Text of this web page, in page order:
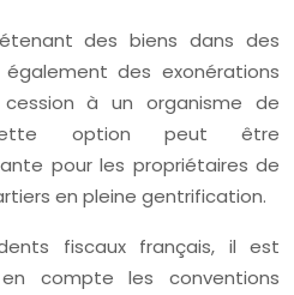
des biens dans des
des exonérations
à un organisme de
option peut être
pour les propriétaires de
en pleine gentrification.
fiscaux français, il est
compte les conventions